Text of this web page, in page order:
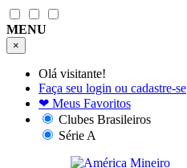
MENU
×
Olá visitante!
Faça seu login ou cadastre-se
❤ Meus Favoritos
Clubes Brasileiros
Série A